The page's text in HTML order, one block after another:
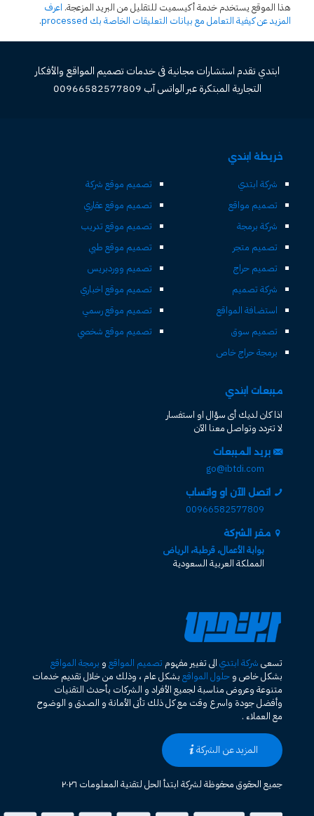
هذا الموقع يستخدم خدمة أكيسميت للتقليل من البريد المزعجة. اعرف
المزيد عن كيفية التعامل مع بيانات التعليقات الخاصة بك processed
.
ابتدي تقدم استشارات مجانية فى خدمات تصميم المواقع والأفكار
التجارية المبتكرة عبر الواتس آب 00966582577809
خريطة ابتدي
شركة ابتدي
تصميم مواقع
شركة برمجة
تصميم متجر
تصميم حراج
شركة تصميم
استضافة المواقع
تصميم سوق
برمجة حراج خاص
تصميم موقع شركة
تصميم موقع عقاري
تصميم موقع تدريب
تصميم موقع طبي
تصميم ووردبريس
تصميم موقع اخباري
تصميم موقع رسمي
تصميم موقع شخصي
مبيعات ابتدي
اذا كان لديك أى سؤال او استفسار
لا تتردد وتواصل معنا الآن
بريد المبيعات
go@ibtdi.com
اتصل الآن او واتساب
00966582577809
مقر الشركة
بوابة الأعمال، قرطبة، الرياض
المملكة العربية السعودية
تسعى شركة ابتدي الى تغيير مفهوم تصميم المواقع و برمجة المواقع
بشكل خاص و حلول المواقع بشكل عام ، وذلك من خلال تقديم خدمات
متنوعة وعروض مناسبة لجميع الأفراد و الشركات بأحدث التقنيات
وأفضل جودة واسرع وقت مع كل ذلك تأتى الأمانة و الصدق و الوضوح
مع العملاء .
المزيد عن الشركة
جميع الحقوق محفوظة لشركة ابتدأ الحل لتقنية المعلومات ٢٠٢٦